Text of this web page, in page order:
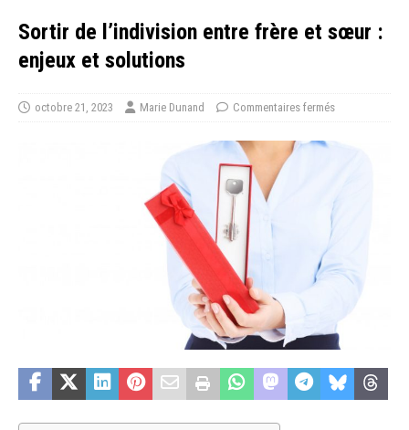
Sortir de l’indivision entre frère et sœur :
enjeux et solutions
octobre 21, 2023 Marie Dunand Commentaires fermés